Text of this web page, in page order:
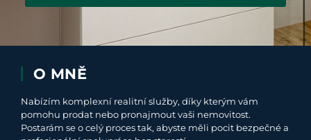
O MNĚ
Nabízím komplexní realitní služby, díky kterým vám
pomohu prodat nebo pronajmout vaši nemovitost.
Postarám se o celý proces tak, abyste měli pocit bezpečné a